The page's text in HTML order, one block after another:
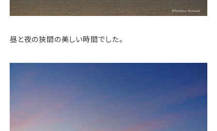
昼と夜の狭間の美しい時間でした。